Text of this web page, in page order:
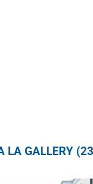
LA GALLERY